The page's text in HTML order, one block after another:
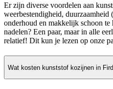
Er zijn diverse voordelen aan
weerbestendigheid,
onderhoud en makkelijk schoon
nadelen? Een paar, maar in alle
relatief! Dit kun je lezen op onze
Wat kosten kunststof kozijnen in